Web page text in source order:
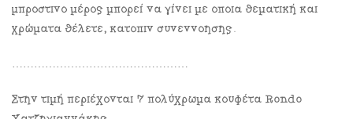
μπροστινό μέρος μπορεί να γίνει με όποια θεματική και
χρώματα θέλετε, κατόπιν συνεννόησης.
…………………………………………
Στην τιμή περιέχονται 7 πολύχρωμα κουφέτα Rondo